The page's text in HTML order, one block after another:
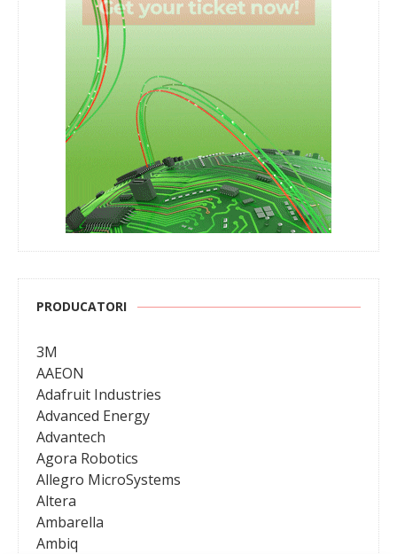
PRODUCATORI
3M
AAEON
Adafruit Industries
Advanced Energy
Advantech
Agora Robotics
Allegro MicroSystems
Altera
Ambarella
Ambiq